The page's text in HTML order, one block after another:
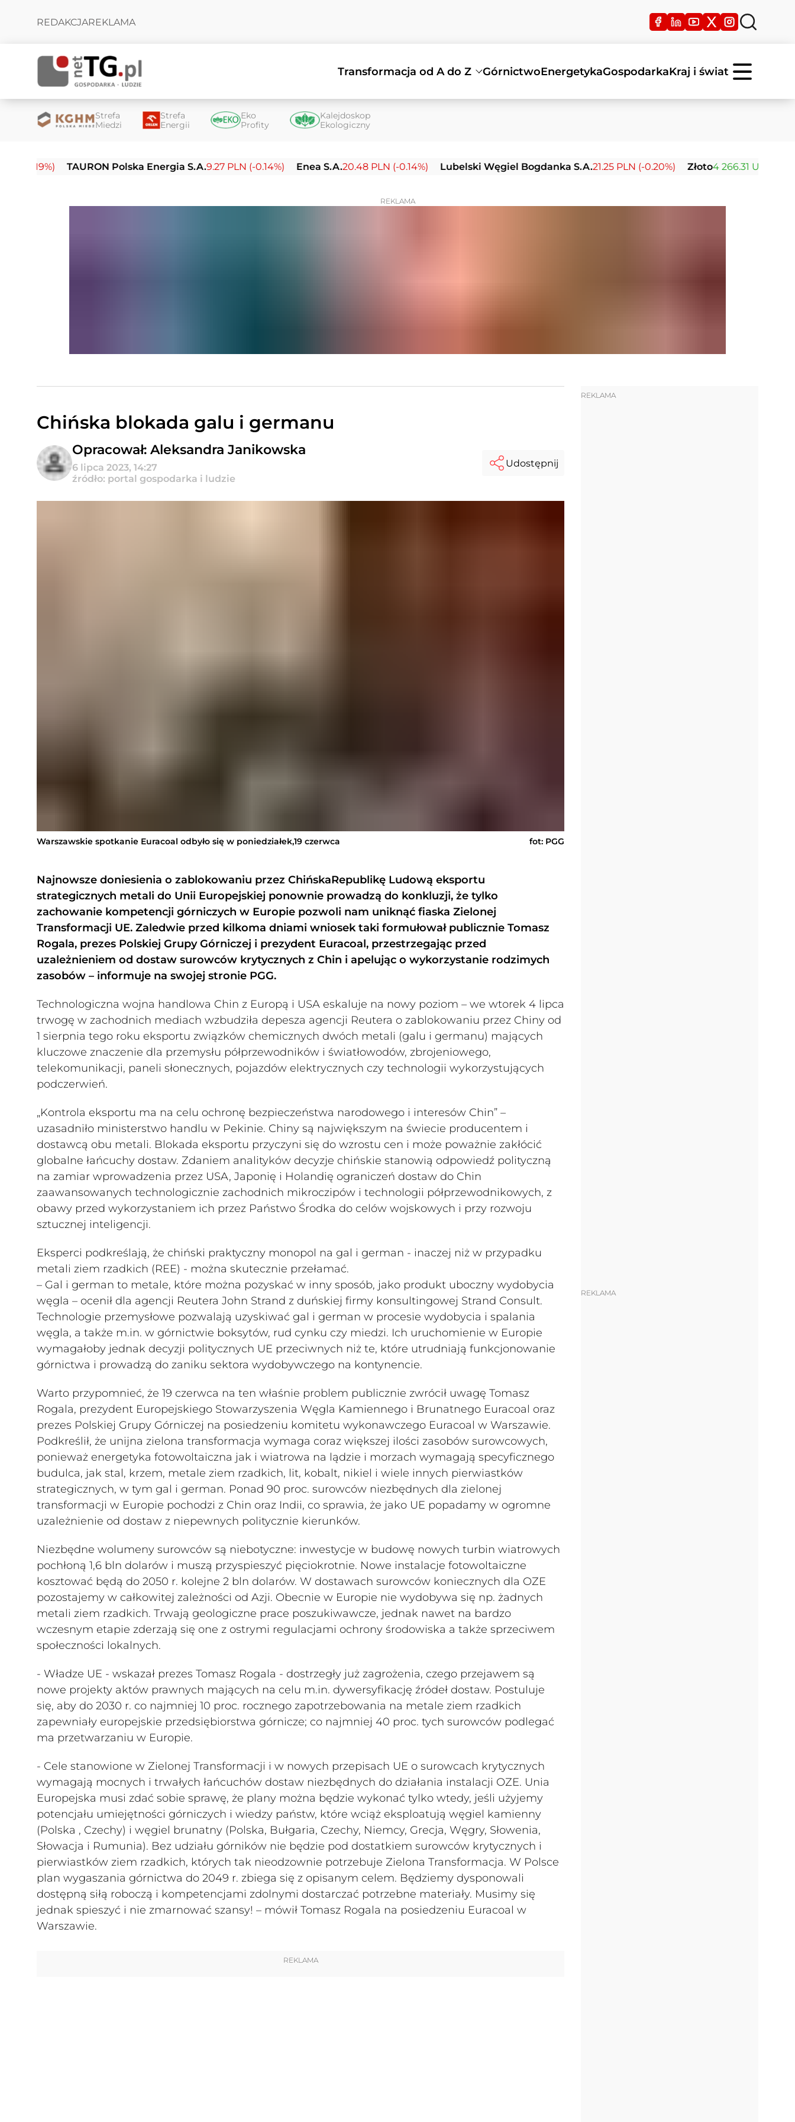
REDAKCJAREKLAMA
Transformacja od A do Z GórnictwoEnergetykaGospodarkaKraj i świat
Strefa
Miedzi
Strefa
Energii
Eko
Profity
Kalejdoskop
Ekologiczny
TAURON Polska Energia S.A.9.27 PLN (-0.14%) Enea S.A.20.48 PLN (-0.14%) Lubelski Węgiel Bogdanka S.A.21.25 PLN (-0.20%) Złoto4 266.31 USD (+0.45%)
REKLAMA
Chińska blokada galu i germanu
Opracował: Aleksandra Janikowska
6 lipca 2023, 14:27
źródło: portal gospodarka i ludzie
Udostępnij
Warszawskie spotkanie Euracoal odbyło się w poniedziałek,19 czerwca fot: PGG
Najnowsze doniesienia o zablokowaniu przez ChińskaRepublikę Ludową eksportu
strategicznych metali do Unii Europejskiej ponownie prowadzą do konkluzji, że tylko
zachowanie kompetencji górniczych w Europie pozwoli nam uniknąć fiaska Zielonej
Transformacji UE. Zaledwie przed kilkoma dniami wniosek taki formułował publicznie Tomasz
Rogala, prezes Polskiej Grupy Górniczej i prezydent Euracoal, przestrzegając przed
uzależnieniem od dostaw surowców krytycznych z Chin i apelując o wykorzystanie rodzimych
zasobów – informuje na swojej stronie PGG.
Technologiczna wojna handlowa Chin z Europą i USA eskaluje na nowy poziom – we wtorek 4 lipca
trwogę w zachodnich mediach wzbudziła depesza agencji Reutera o zablokowaniu przez Chiny od
1 sierpnia tego roku eksportu związków chemicznych dwóch metali (galu i germanu) mających
kluczowe znaczenie dla przemysłu półprzewodników i światłowodów, zbrojeniowego,
telekomunikacji, paneli słonecznych, pojazdów elektrycznych czy technologii wykorzystujących
podczerwień.
„Kontrola eksportu ma na celu ochronę bezpieczeństwa narodowego i interesów Chin” –
uzasadniło ministerstwo handlu w Pekinie. Chiny są największym na świecie producentem i
dostawcą obu metali. Blokada eksportu przyczyni się do wzrostu cen i może poważnie zakłócić
globalne łańcuchy dostaw. Zdaniem analityków decyzje chińskie stanowią odpowiedź polityczną
na zamiar wprowadzenia przez USA, Japonię i Holandię ograniczeń dostaw do Chin
zaawansowanych technologicznie zachodnich mikroczipów i technologii półprzewodnikowych, z
obawy przed wykorzystaniem ich przez Państwo Środka do celów wojskowych i przy rozwoju
sztucznej inteligencji.
Eksperci podkreślają, że chiński praktyczny monopol na gal i german - inaczej niż w przypadku
metali ziem rzadkich (REE) - można skutecznie przełamać.
– Gal i german to metale, które można pozyskać w inny sposób, jako produkt uboczny wydobycia
węgla – ocenił dla agencji Reutera John Strand z duńskiej firmy konsultingowej Strand Consult.
Technologie przemysłowe pozwalają uzyskiwać gal i german w procesie wydobycia i spalania
węgla, a także m.in. w górnictwie boksytów, rud cynku czy miedzi. Ich uruchomienie w Europie
wymagałoby jednak decyzji politycznych UE przeciwnych niż te, które utrudniają funkcjonowanie
górnictwa i prowadzą do zaniku sektora wydobywczego na kontynencie.
Warto przypomnieć, że 19 czerwca na ten właśnie problem publicznie zwrócił uwagę Tomasz
Rogala, prezydent Europejskiego Stowarzyszenia Węgla Kamiennego i Brunatnego Euracoal oraz
prezes Polskiej Grupy Górniczej na posiedzeniu komitetu wykonawczego Euracoal w Warszawie.
Podkreślił, że unijna zielona transformacja wymaga coraz większej ilości zasobów surowcowych,
ponieważ energetyka fotowoltaiczna jak i wiatrowa na lądzie i morzach wymagają specyficznego
budulca, jak stal, krzem, metale ziem rzadkich, lit, kobalt, nikiel i wiele innych pierwiastków
strategicznych, w tym gal i german. Ponad 90 proc. surowców niezbędnych dla zielonej
transformacji w Europie pochodzi z Chin oraz Indii, co sprawia, że jako UE popadamy w ogromne
uzależnienie od dostaw z niepewnych politycznie kierunków.
Niezbędne wolumeny surowców są niebotyczne: inwestycje w budowę nowych turbin wiatrowych
pochłoną 1,6 bln dolarów i muszą przyspieszyć pięciokrotnie. Nowe instalacje fotowoltaiczne
kosztować będą do 2050 r. kolejne 2 bln dolarów. W dostawach surowców koniecznych dla OZE
pozostajemy w całkowitej zależności od Azji. Obecnie w Europie nie wydobywa się np. żadnych
metali ziem rzadkich. Trwają geologiczne prace poszukiwawcze, jednak nawet na bardzo
wczesnym etapie zderzają się one z ostrymi regulacjami ochrony środowiska a także sprzeciwem
społeczności lokalnych.
- Władze UE - wskazał prezes Tomasz Rogala - dostrzegły już zagrożenia, czego przejawem są
nowe projekty aktów prawnych mających na celu m.in. dywersyfikację źródeł dostaw. Postuluje
się, aby do 2030 r. co najmniej 10 proc. rocznego zapotrzebowania na metale ziem rzadkich
zapewniały europejskie przedsiębiorstwa górnicze; co najmniej 40 proc. tych surowców podlegać
ma przetwarzaniu w Europie.
- Cele stanowione w Zielonej Transformacji i w nowych przepisach UE o surowcach krytycznych
wymagają mocnych i trwałych łańcuchów dostaw niezbędnych do działania instalacji OZE. Unia
Europejska musi zdać sobie sprawę, że plany można będzie wykonać tylko wtedy, jeśli użyjemy
potencjału umiejętności górniczych i wiedzy państw, które wciąż eksploatują węgiel kamienny
(Polska , Czechy) i węgiel brunatny (Polska, Bułgaria, Czechy, Niemcy, Grecja, Węgry, Słowenia,
Słowacja i Rumunia). Bez udziału górników nie będzie pod dostatkiem surowców krytycznych i
pierwiastków ziem rzadkich, których tak nieodzownie potrzebuje Zielona Transformacja. W Polsce
plan wygaszania górnictwa do 2049 r. zbiega się z opisanym celem. Będziemy dysponowali
dostępną siłą roboczą i kompetencjami zdolnymi dostarczać potrzebne materiały. Musimy się
jednak spieszyć i nie zmarnować szansy! – mówił Tomasz Rogala na posiedzeniu Euracoal w
Warszawie.
REKLAMA
REKLAMA
REKLAMA